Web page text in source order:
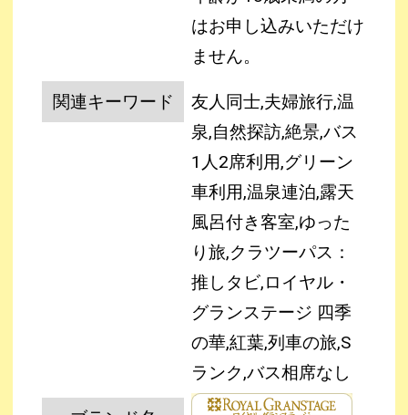
はお申し込みいただけ
ません。
関連キーワード
友人同士,夫婦旅行,温
泉,自然探訪,絶景,バス
1人2席利用,グリーン
車利用,温泉連泊,露天
風呂付き客室,ゆった
り旅,クラツーパス：
推しタビ,ロイヤル・
グランステージ 四季
の華,紅葉,列車の旅,S
ランク,バス相席なし